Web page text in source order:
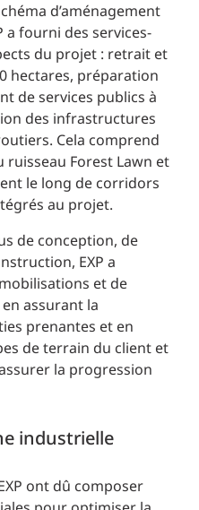
d’aménagement
a fourni des services-
du projet : retrait et
hectares, préparation
de services publics à
des infrastructures
Cela comprend
Forest Lawn et
le long de corridors
au projet.
de conception, de
EXP a
et de
assurant la
prenantes et en
de terrain du client et
la progression
industrielle
ont dû composer